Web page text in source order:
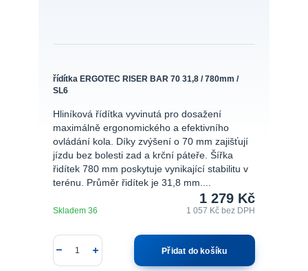
řídítka ERGOTEC RISER BAR 70 31,8 / 780mm /
SL6
Hliníková řídítka vyvinutá pro dosažení
maximálně ergonomického a efektivního
ovládání kola. Díky zvýšení o 70 mm zajišťují
jízdu bez bolesti zad a krční páteře. Šířka
řidítek 780 mm poskytuje vynikající stabilitu v
terénu. Průměr řidítek je 31,8 mm....
1 279 Kč
1 057 Kčbez DPH
Skladem 36
Přidat do košíku